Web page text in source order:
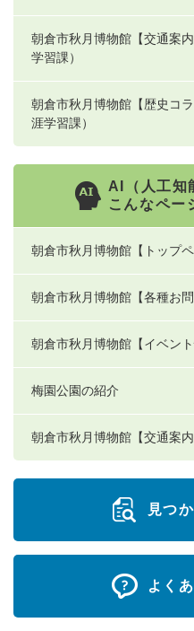
朝倉市秋月博物館【交通案
学習課）
朝倉市秋月博物館【歴史コ
涯学習課）
AI（人工知
こんなペー
朝倉市秋月博物館【トップペ
朝倉市秋月博物館【各種お問
朝倉市秋月博物館【イベント
梅園公園の紹介
朝倉市秋月博物館【交通案内
見つ
よく